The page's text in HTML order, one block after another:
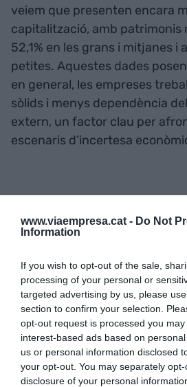
www.viaempresa.cat - Do Not
Information
If you wish to opt-out of the sale,
processing of your personal or
targeted advertising by us, please
section to confirm your selection.
opt-out request is processed you
interest-based ads based on
us or personal information disclosed
your opt-out. You may separately
disclosure of your personal
veiem que presenten encara
capitalització, amb patrimonis
52,1% en les grans i mitjanes i
petites. Aquestes dades
en general, les empreses
sòlids i menys dependència
extern, un factor clau per
escenaris d’incertesa